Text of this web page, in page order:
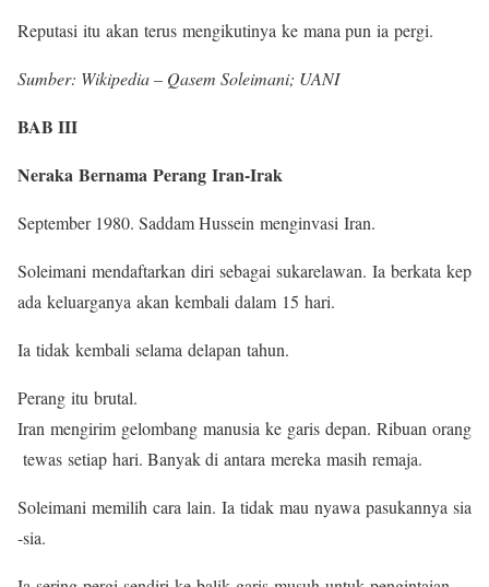
Reputasi itu akan terus mengikutinya ke mana pun ia pergi.
Sumber: Wikipedia – Qasem Soleimani; UANI
BAB III
Neraka Bernama Perang Iran-Irak
September 1980. Saddam Hussein menginvasi Iran.
Soleimani mendaftarkan diri sebagai sukarelawan. Ia berkata kep
ada keluarganya akan kembali dalam 15 hari.
Ia tidak kembali selama delapan tahun.
Perang itu brutal.
Iran mengirim gelombang manusia ke garis depan. Ribuan orang
tewas setiap hari. Banyak di antara mereka masih remaja.
Soleimani memilih cara lain. Ia tidak mau nyawa pasukannya sia
-sia.